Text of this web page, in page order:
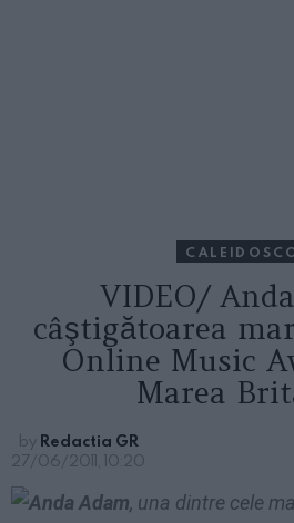
VIDEO/
câştigătoarea
Online Music
Marea
by Redactia GR
27/06/2011, 10:20
Anda Adam, una dintre cele